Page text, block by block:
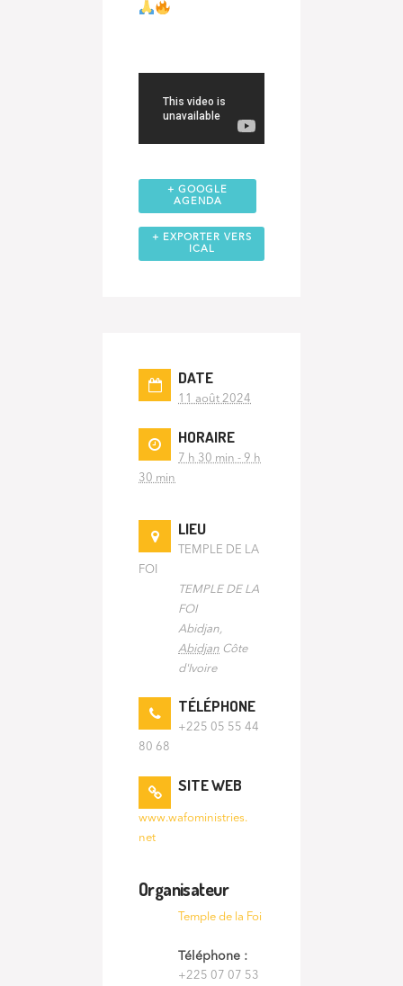
+ GOOGLE
AGENDA
+ EXPORTER VERS
ICAL
DATE
11 août 2024
HORAIRE
7 h 30 min - 9 h
30 min
LIEU
TEMPLE DE LA
FOI
TEMPLE DE LA
FOI
Abidjan
Abidjan Côte
d'Ivoire
TÉLÉPHONE
+225 05 55 44
80 68
SITE WEB
www.wafoministries.
net
Organisateur
Temple de la Foi
Téléphone :
+225 07 07 53